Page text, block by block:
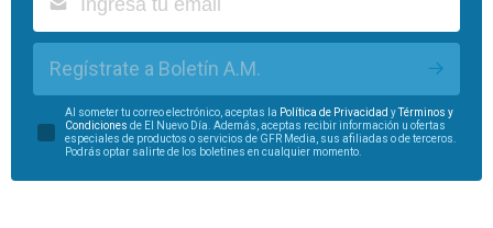
Regístrate a Boletín A.M.
Al someter tu correo electrónico, aceptas la Política de Privacidad yTérminos y
Condiciones de El Nuevo Día. Además, aceptas recibir información u ofertas
especiales de productos o servicios de GFR Media, sus afiliadas o de terceros.
Podrás optar salirte de los boletines en cualquier momento.